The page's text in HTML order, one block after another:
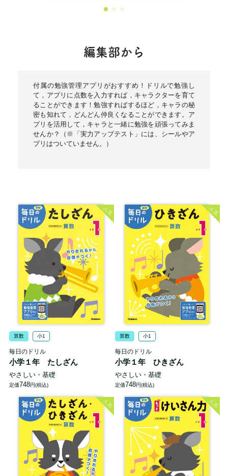
編集部から
付属の勉強管理アプリがおすすめ！ドリルで勉強し
て，アプリに点数を入力すれば，キャラクターを育て
ることができます！勉強すればするほど，キャラの秘
密も知れて，どんどん仲良くなることができます。ア
プリを活用して，キャラと一緒に勉強を頑張ってみま
せんか？（※「実力アップテスト」には、シールやア
プリはついていません。）
人気
算数 小1
毎日のドリル
小学１年 たしざん
やさしい・基礎
定価748円(税込)
人気
算数 小1
毎日のドリル
小学１年 ひきざん
やさしい・基礎
定価748円(税込)
人気 人気